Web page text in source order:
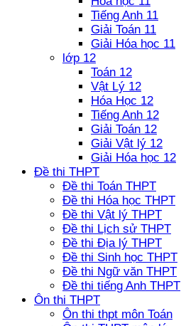
Tiếng Anh 11
Giải Toán 11
Giải Hóa học 11
lớp 12
Toán 12
Vật Lý 12
Hóa Học 12
Tiếng Anh 12
Giải Toán 12
Giải Vật lý 12
Giải Hóa học 12
Đề thi THPT
Đề thi Toán THPT
Đề thi Hóa học THPT
Đề thi Vật lý THPT
Đề thi Lịch sử THPT
Đề thi Địa lý THPT
Đề thi Sinh học THPT
Đề thi Ngữ văn THPT
Đề thi tiếng Anh THPT
Ôn thi THPT
Ôn thi thpt môn Toán